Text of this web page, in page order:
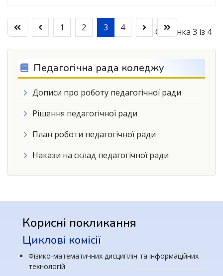
Сторінка 3 із 4
1 2 3 4
Педагогічна рада коледжу
Дописи про роботу педагогічної ради
Рішення педагогічної ради
План роботи педагогічної ради
Накази на склад педагогічної ради
Корисні покликання
Циклові комісії
Фізико-математичних дисциплін та інформаційних
технологій